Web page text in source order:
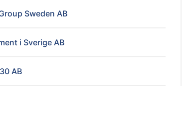
Sweden AB
i Sverige AB
AB